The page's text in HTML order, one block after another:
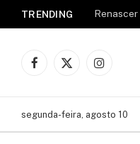
TRENDING
Facebook
X
Instagram
segunda-feira, agosto 10